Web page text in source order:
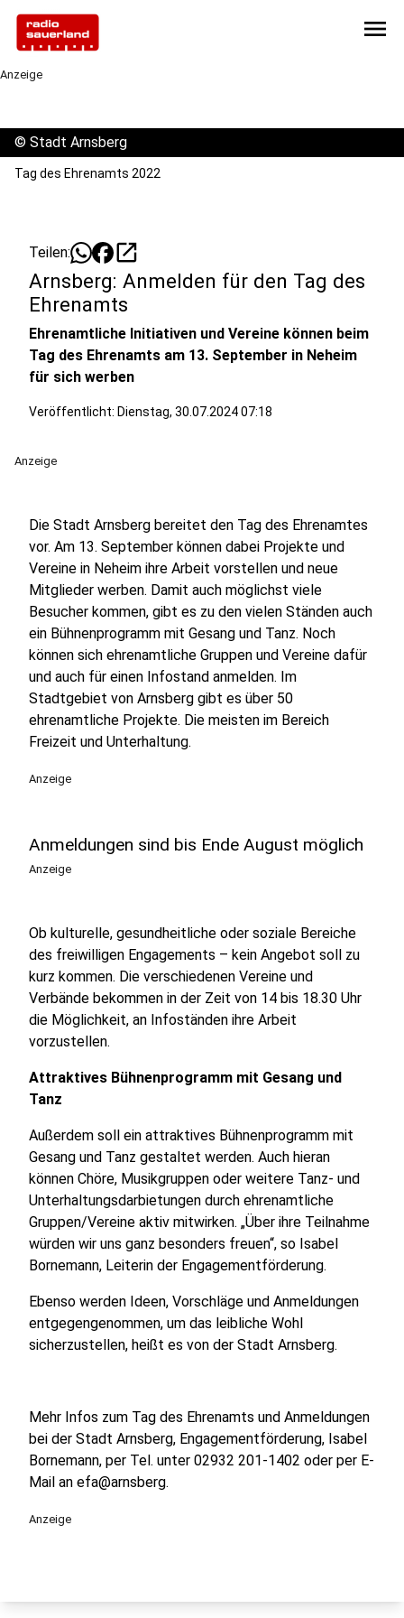
menu
Anzeige
© Stadt Arnsberg
Tag des Ehrenamts 2022
Teilen: open_in_new
Arnsberg: Anmelden für den Tag des
Ehrenamts
Ehrenamtliche Initiativen und Vereine können beim
Tag des Ehrenamts am 13. September in Neheim
für sich werben
Veröffentlicht: Dienstag, 30.07.2024 07:18
Anzeige
Die Stadt Arnsberg bereitet den Tag des Ehrenamtes
vor. Am 13. September können dabei Projekte und
Vereine in Neheim ihre Arbeit vorstellen und neue
Mitglieder werben. Damit auch möglichst viele
Besucher kommen, gibt es zu den vielen Ständen auch
ein Bühnenprogramm mit Gesang und Tanz. Noch
können sich ehrenamtliche Gruppen und Vereine dafür
und auch für einen Infostand anmelden. Im
Stadtgebiet von Arnsberg gibt es über 50
ehrenamtliche Projekte. Die meisten im Bereich
Freizeit und Unterhaltung.
Anzeige
Anmeldungen sind bis Ende August möglich
Anzeige
Ob kulturelle, gesundheitliche oder soziale Bereiche
des freiwilligen Engagements – kein Angebot soll zu
kurz kommen. Die verschiedenen Vereine und
Verbände bekommen in der Zeit von 14 bis 18.30 Uhr
die Möglichkeit, an Infoständen ihre Arbeit
vorzustellen.
Attraktives Bühnenprogramm mit Gesang und
Tanz
Außerdem soll ein attraktives Bühnenprogramm mit
Gesang und Tanz gestaltet werden. Auch hieran
können Chöre, Musikgruppen oder weitere Tanz- und
Unterhaltungsdarbietungen durch ehrenamtliche
Gruppen/Vereine aktiv mitwirken. „Über ihre Teilnahme
würden wir uns ganz besonders freuen“, so Isabel
Bornemann, Leiterin der Engagementförderung.
Ebenso werden Ideen, Vorschläge und Anmeldungen
entgegengenommen, um das leibliche Wohl
sicherzustellen, heißt es von der Stadt Arnsberg.
Mehr Infos zum Tag des Ehrenamts und Anmeldungen
bei der Stadt Arnsberg, Engagementförderung, Isabel
Bornemann, per Tel. unter 02932 201-1402 oder per E-
Mail an efa@arnsberg.
Anzeige